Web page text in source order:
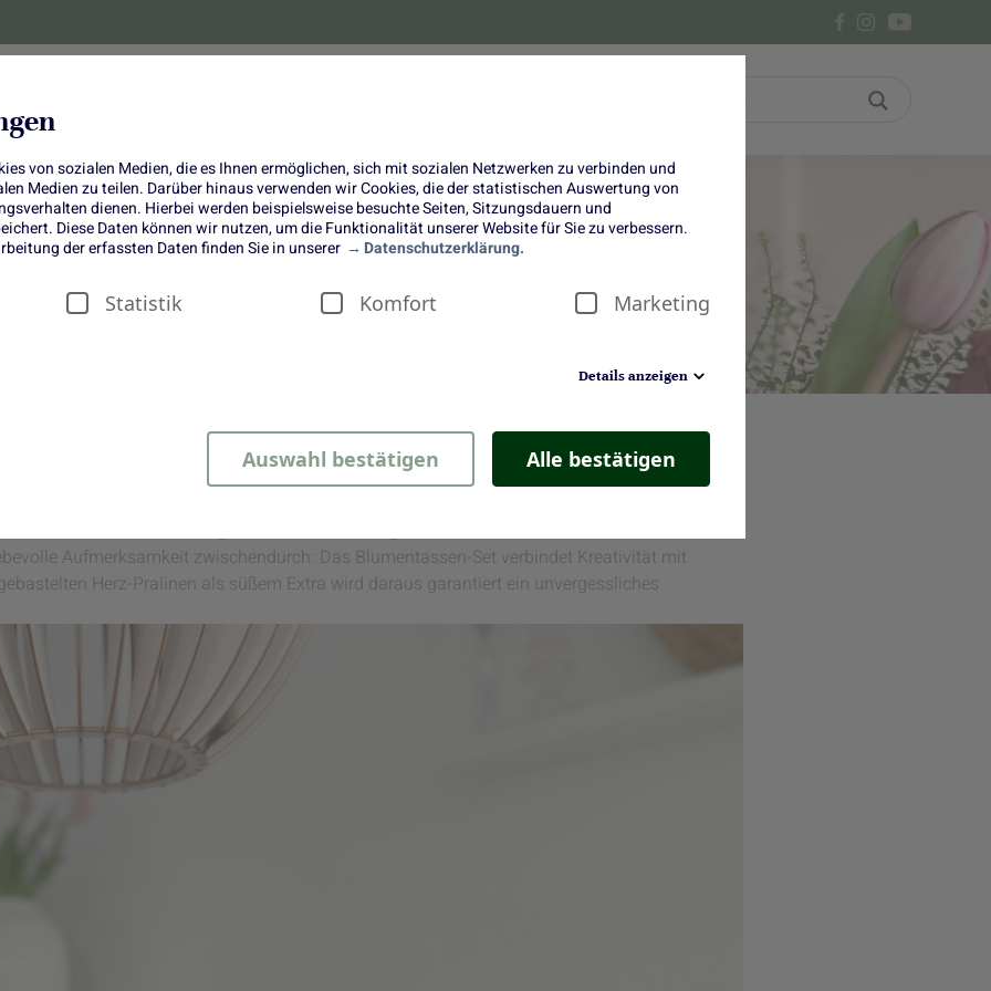
von sozialen Medien, die es Ihnen ermöglichen, sich mit sozialen Netzwerken zu verbinden und
Medien zu teilen. Darüber hinaus verwenden wir Cookies, die der statistischen Auswertung von
dienen. Hierbei werden beispielsweise besuchte Seiten, Sitzungsdauern und
Diese Daten können wir nutzen, um die Funktionalität unserer Website für Sie zu verbessern.
der erfassten Daten finden Sie in unserer
Datenschutzerklärung.
Statistik Komfort Marketing
Details anzeigen
Auswahl bestätigen Alle bestätigen
Ein Geschenk mit Herz |
Blumentassen-Set zum Muttertag
immer – aber wie wäre es dieses Jahr mit einem kleinen Upgrade? Statt eines
Aufmerksamkeit zwischendurch: Das Blumentassen-Set verbindet Kreativität mit
Herz-Pralinen als süßem Extra wird daraus garantiert ein unvergessliches